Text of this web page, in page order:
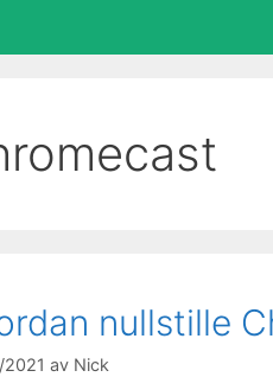
nullstille
av Nick